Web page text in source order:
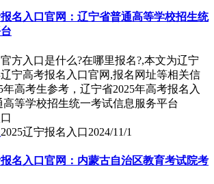
名入口官网：辽宁省普通高等学校招生统
方入口是什么?在哪里报名?,本文为辽宁
宁高考报名入口官网,报名网址等相关信
年高考生参考，辽宁省2025年高考报名入
等学校招生统一考试信息服务平台
2025辽宁报名入口2024/11/1
名入口官网：内蒙古自治区教育考试院考